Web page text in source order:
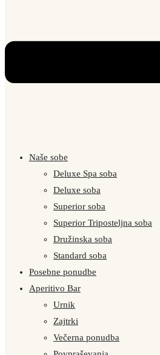
Naše sobe
Deluxe Spa soba
Deluxe soba
Superior soba
Superior Triposteljna soba
Družinska soba
Standard soba
Posebne ponudbe
Aperitivo Bar
Urnik
Zajtrki
Večerna ponudba